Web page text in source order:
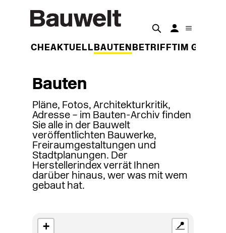
WOCHEAKTUELL BAUTEN BETRIFFT IM
Bauten
Pläne, Fotos, Architekturkritik,
Adresse – im Bauten-Archiv finden
Sie alle in der Bauwelt
veröffentlichten Bauwerke,
Freiraumgestaltungen und
Stadtplanungen. Der
Herstellerindex verrät Ihnen
darüber hinaus, wer was mit wem
gebaut hat.
+
📍